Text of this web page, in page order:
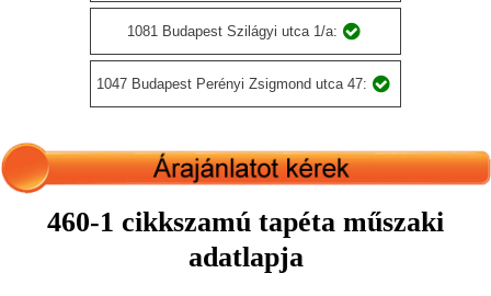
1081 Budapest Szilágyi utca 1/a:
1047 Budapest Perényi Zsigmond utca 47:
460-1 cikkszamú tapéta műszaki
adatlapja